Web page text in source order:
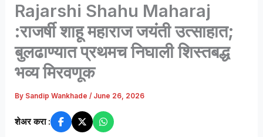
Rajarshi Shahu Maharaj
:राजर्षी शाहू महाराज जयंती उत्साहात;
बुलढाण्यात प्रथमच निघाली शिस्तबद्ध
भव्य मिरवणूक
By Sandip Wankhade/ June 26, 2026
शेअर करा :